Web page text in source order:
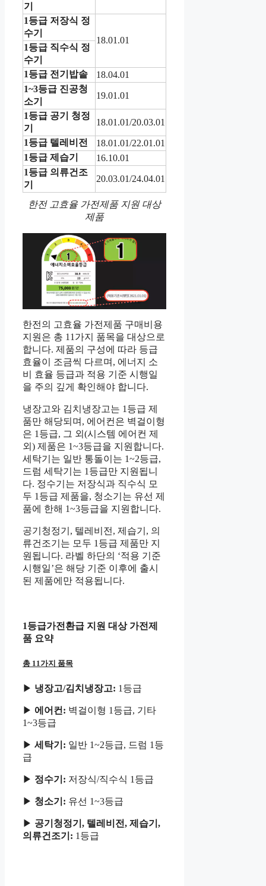
한전 고효율 가전제품 지원 대상
제품
기
1등급 저장식 정
수기
18.01.01
1등급 직수식 정
수기
1등급 전기밥솥
18.04.01
1~3등급 진공청
소기
19.01.01
1등급 공기 청정
기
18.01.01/20.03.01
1등급 텔레비전
18.01.01/22.01.01
1등급 제습기
16.10.01
1등급 의류건조
기
20.03.01/24.04.01
한전의 고효율 가전제품 구매비용
지원은 총 11가지 품목을 대상으로
합니다. 제품의 구성에 따라 등급
효율이 조금씩 다르며, 에너지 소
비 효율 등급과 적용 기준 시행일
을 주의 깊게 확인해야 합니다.
냉장고와 김치냉장고는 1등급 제
품만 해당되며, 에어컨은 벽걸이형
은 1등급, 그 외(시스템 에어컨 제
외) 제품은 1~3등급을 지원합니다.
세탁기는 일반 통돌이는 1~2등급,
드럼 세탁기는 1등급만 지원됩니
다. 정수기는 저장식과 직수식 모
두 1등급 제품을, 청소기는 유선 제
품에 한해 1~3등급을 지원합니다.
공기청정기, 텔레비전, 제습기, 의
류건조기는 모두 1등급 제품만 지
원됩니다. 라벨 하단의 ‘적용 기준
시행일’은 해당 기준 이후에 출시
된 제품에만 적용됩니다.
1등급가전환급 지원 대상 가전제
품 요약
총 11가지 품목
▶ 냉장고/김치냉장고: 1등급
▶ 에어컨: 벽걸이형 1등급, 기타
1~3등급
▶ 세탁기: 일반 1~2등급, 드럼 1등
급
▶ 정수기: 저장식/직수식 1등급
▶ 청소기: 유선 1~3등급
▶ 공기청정기, 텔레비전, 제습기,
의류건조기: 1등급